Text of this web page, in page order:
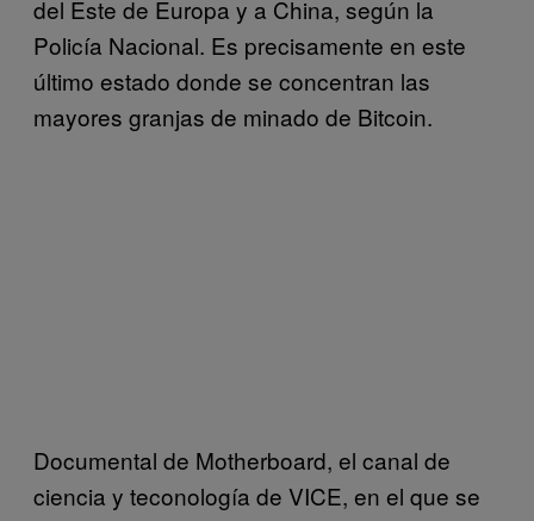
del Este de Europa y a China, según la
Policía Nacional. Es precisamente en este
último estado donde se concentran las
mayores granjas de minado de Bitcoin.
Documental de Motherboard, el canal de
ciencia y teconología de VICE, en el que se